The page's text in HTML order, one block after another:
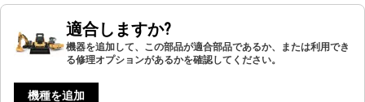
適合しますか?
機器を追加して、この部品が適合部品であるか、または利用でき
る修理オプションがあるかを確認してください。
機種を追加